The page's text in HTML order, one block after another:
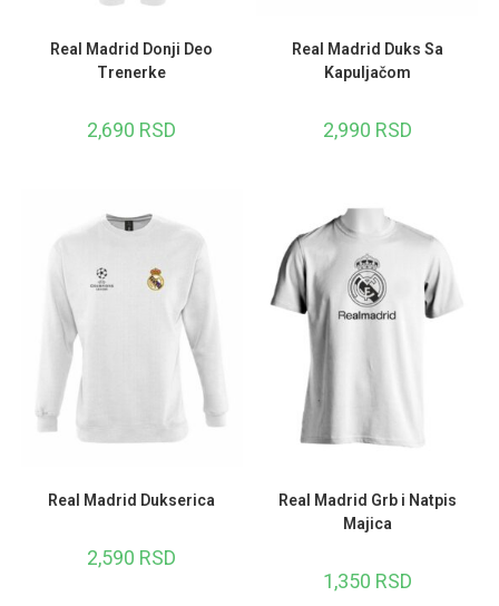
Real Madrid Donji Deo
Trenerke
2,690 RSD
Real Madrid Duks Sa
Kapuljačom
2,990 RSD
Real Madrid Dukserica
2,590 RSD
Real Madrid Grb i Natpis
Majica
1,350 RSD